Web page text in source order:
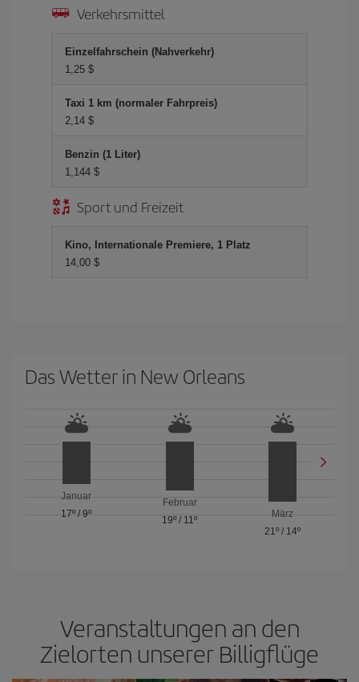
Verkehrsmittel
Einzelfahrschein (Nahverkehr)
1,25 $
Taxi 1 km (normaler Fahrpreis)
2,14 $
Benzin (1 Liter)
1,144 $
Sport und Freizeit
Kino, Internationale Premiere, 1 Platz
14,00 $
Das Wetter in New Orleans
Januar
17º /9º
Februar
19º / 11º
März
21º / 14º
Veranstaltungen an den
Zielorten unserer Billigflüge